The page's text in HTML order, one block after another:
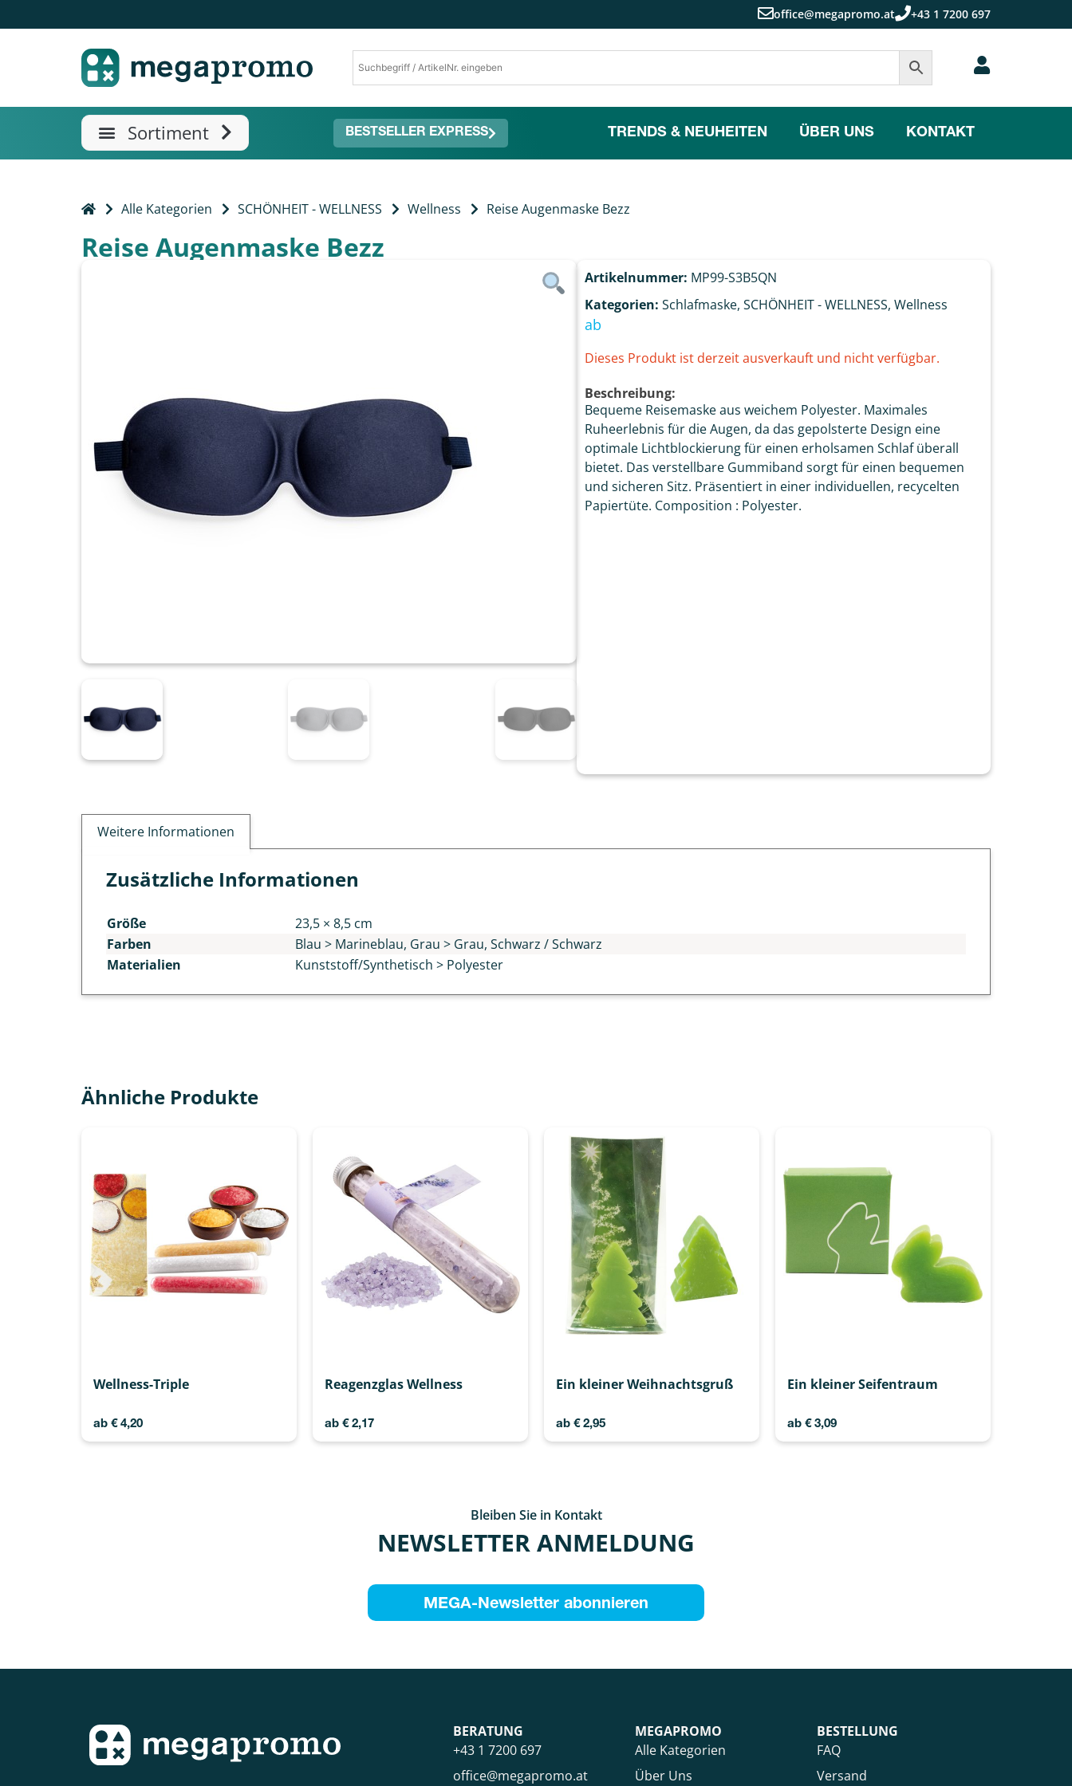
office@megapromo.at +43 1 7200 697
BESTSELLER EXPRESS TRENDS & NEUHEITEN ÜBER UNS KONTAKT
Alle Kategorien SCHÖNHEIT - WELLNESS Wellness Reise Augenmaske Bezz
Reise Augenmaske Bezz
Artikelnummer: MP99-S3B5QN
Kategorien: Schlafmaske, SCHÖNHEIT - WELLNESS, Wellness
ab
Dieses Produkt ist derzeit ausverkauft und nicht verfügbar.
Beschreibung:
Bequeme Reisemaske aus weichem Polyester. Maximales
Ruheerlebnis für die Augen, da das gepolsterte Design eine
optimale Lichtblockierung für einen erholsamen Schlaf überall
bietet. Das verstellbare Gummiband sorgt für einen bequemen
und sicheren Sitz. Präsentiert in einer individuellen, recycelten
Papiertüte. Composition : Polyester.
Weitere Informationen
Zusätzliche Informationen
Größe
23,5 × 8,5 cm
Farben
Blau > Marineblau, Grau > Grau, Schwarz / Schwarz
Materialien
Kunststoff/Synthetisch > Polyester
Ähnliche Produkte
Wellness-Triple
ab €4,20
Reagenzglas Wellness
ab €2,17
Ein kleiner Weihnachtsgruß
ab €2,95
Ein kleiner Seifentraum
ab €3,09
Bleiben Sie in Kontakt
NEWSLETTER ANMELDUNG
MEGA-Newsletter abonnieren
BERATUNG
+43 1 7200 697
office@megapromo.at
MEGAPROMO
Alle Kategorien
Über Uns
BESTELLUNG
FAQ
Versand